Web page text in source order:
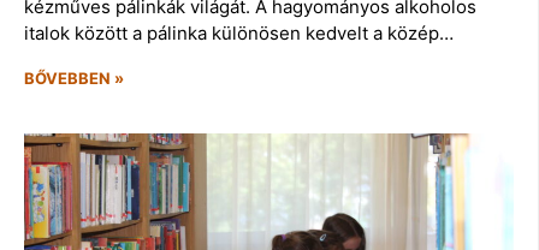
kézműves pálinkák világát. A hagyományos alkoholos
italok között a pálinka különösen kedvelt a közép…
BŐVEBBEN »